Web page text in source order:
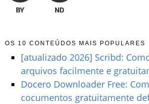
OS 10 CONTEÚDOS MAIS POPULARES
[atualizado 2026] Scribd:
arquivos facilmente e
Docero Downloader Free:
cocumentos gratuitamente